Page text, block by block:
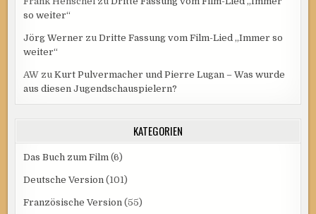
so weiter“
Jörg Werner zuDritte Fassung vom Film-Lied „Immer so
weiter“
AW zuKurt Pulvermacher und Pierre Lugan – Was wurde
aus diesen Jugendschauspielern?
KATEGORIEN
Das Buch zum Film (6)
Deutsche Version (101)
Französische Version (55)